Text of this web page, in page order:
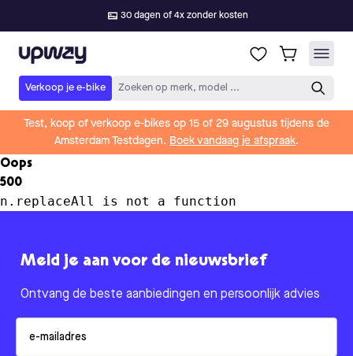
30 dagen of 4x zonder kosten
Upway
Verkoop je e-bike Zoeken op merk, model ...
Test, koop of verkoop e-bikes op 15 of 29 augustus tijdens de
Amsterdam Testdagen. Boek vandaag je afspraak.
Oops
500
n.replaceAll is not a function
Meld je aan voor de nieuwsbrief
Ontvang de beste aanbiedingen en persoonlijk advies